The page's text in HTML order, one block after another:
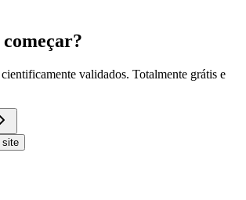
validados. Totalmente grátis e
site